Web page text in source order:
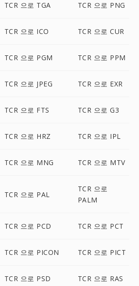
TCR 으로 TGA TCR 으로 PNG
TCR 으로 ICO TCR 으로 CUR
TCR 으로 PGM TCR 으로 PPM
TCR 으로 JPEG TCR 으로 EXR
TCR 으로 FTS TCR 으로 G3
TCR 으로 HRZ TCR 으로 IPL
TCR 으로 MNG TCR 으로 MTV
TCR 으로 PAL
TCR 으로
PALM
TCR 으로 PCD TCR 으로 PCT
TCR 으로 PICON TCR 으로 PICT
TCR 으로 PSD TCR 으로 RAS